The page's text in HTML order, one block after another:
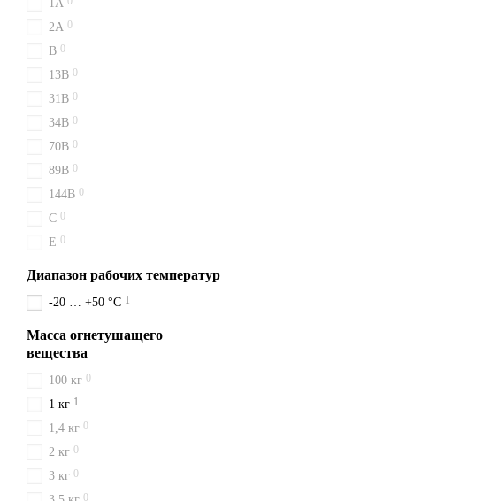
1A
2A 0
B 0
13B 0
31B 0
34B 0
70B 0
89B 0
144B 0
C 0
E 0
Диапазон рабочих температур
-20 … +50 °C 1
Масса огнетушащего
вещества
100 кг 0
1 кг 1
1,4 кг 0
2 кг 0
3 кг 0
0